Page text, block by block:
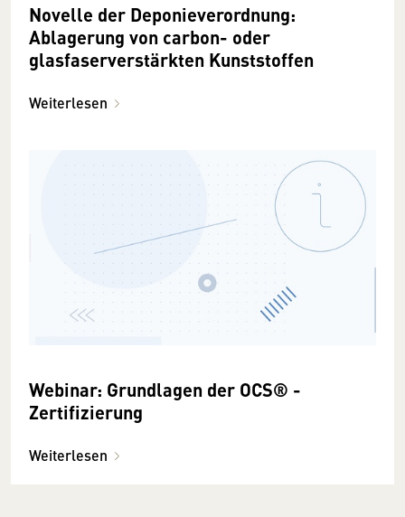
Novelle der Deponieverordnung:
Ablagerung von carbon- oder
glasfaserverstärkten Kunststoffen
Weiterlesen
Webinar: Grundlagen der OCS® -
Zertifizierung
Weiterlesen